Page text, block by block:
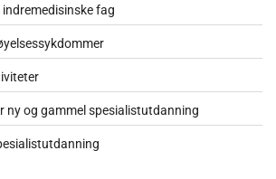
fag
ny og gammel spesialistutdanning